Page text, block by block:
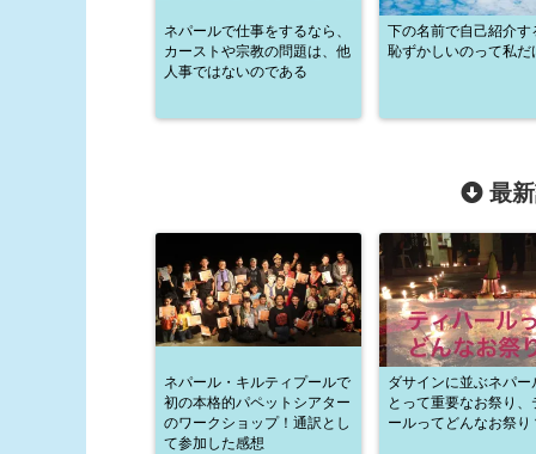
ネパールで仕事をするなら、
カーストや宗教の問題は、他
人事ではないのである
下の名前で自己紹介す
恥ずかしいのって私だ
最
ネパール・キルティプールで
初の本格的パペットシアター
のワークショップ！通訳とし
て参加した感想
ダサインに並ぶネパー
とって重要なお祭り、
ールってどんなお祭り